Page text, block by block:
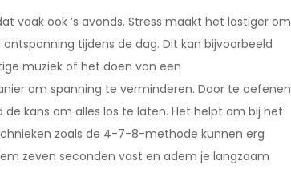
vaak ook ’s avonds. Stress maakt het lastiger om
tijdens de dag. Dit kan bijvoorbeeld
muziek of het doen van een
om spanning te verminderen. Door te oefenen
kans om alles los te laten. Het helpt om bij het
zoals de 4-7-8-methode kunnen erg
zeven seconden vast en adem je langzaam